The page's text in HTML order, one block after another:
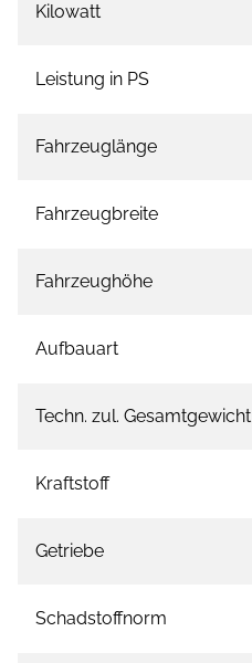
Kilowatt
Leistung in PS
Fahrzeuglänge
Fahrzeugbreite
Fahrzeughöhe
Aufbauart
Techn. zul. Gesamtgewicht
Kraftstoff
Getriebe
Schadstoffnorm